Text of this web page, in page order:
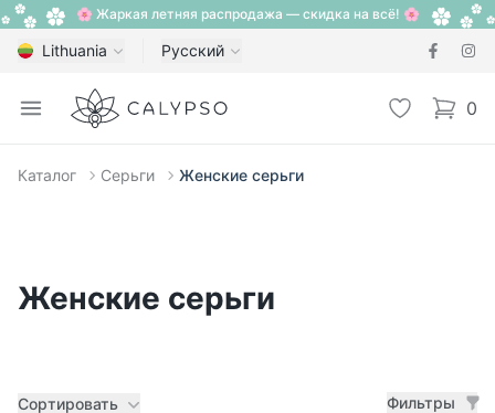
🌸 Жаркая летняя распродажа — скидка на всё! 🌸
Lithuania Русский
Open menu
Calypso Избранное
0
items
Каталог Серьги Женские серьги
Женские серьги
Сортировать Фильтры